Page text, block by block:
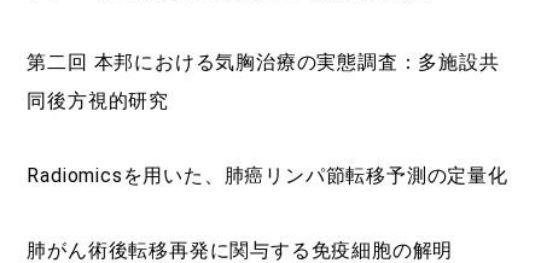
第二回 本邦における気胸治療の実態調査：多施設共
同後方視的研究
Radiomicsを用いた、肺癌リンパ節転移予測の定量化
肺がん術後転移再発に関与する免疫細胞の解明